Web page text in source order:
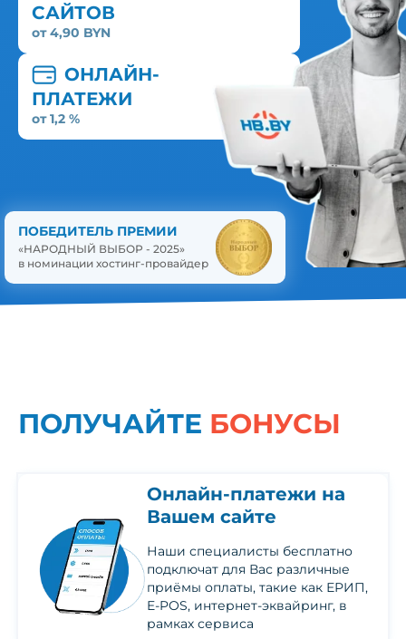
САЙТОВ
от 4,90 BYN
ОНЛАЙН-
ПЛАТЕЖИ
от 1,2 %
ПОБЕДИТЕЛЬ ПРЕМИИ
«НАРОДНЫЙ ВЫБОР - 2025»
в номинации хостинг-провайдер
ПОЛУЧАЙТЕ БОНУСЫ
Онлайн-платежи на
Вашем сайте
Наши специалисты бесплатно
подключат для Вас различные
приёмы оплаты, такие как ЕРИП,
E-POS, интернет-эквайринг, в
рамках сервиса